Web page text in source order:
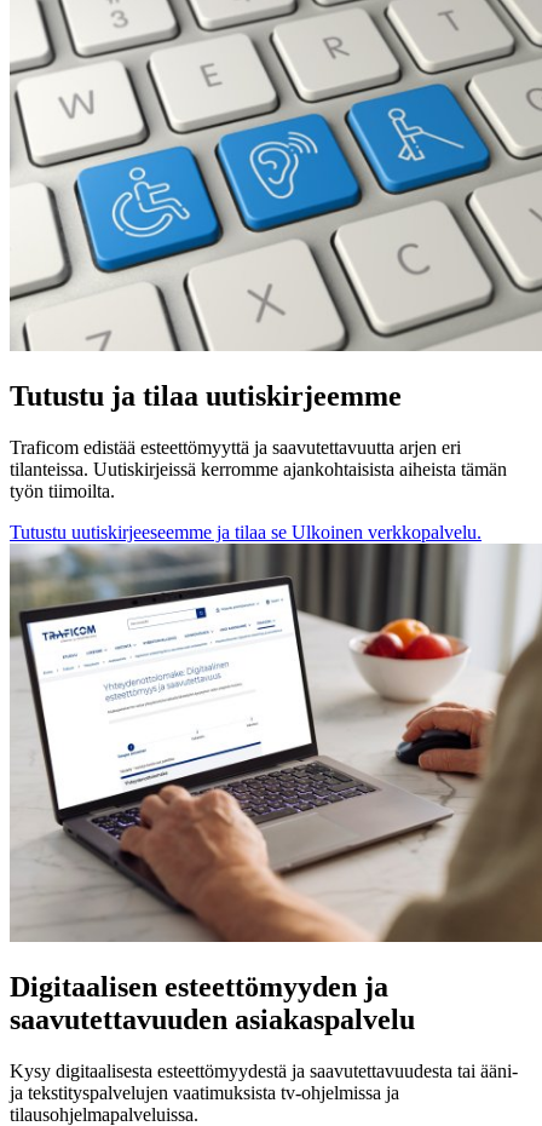
Tutustu ja tilaa uutiskirjeemme
Traficom edistää esteettömyyttä ja saavutettavuutta arjen eri
tilanteissa. Uutiskirjeissä kerromme ajankohtaisista aiheista tämän
työn tiimoilta.
Tutustu uutiskirjeeseemme ja tilaa se Ulkoinen verkkopalvelu.
Digitaalisen esteettömyyden ja
saavutettavuuden asiakaspalvelu
Kysy digitaalisesta esteettömyydestä ja saavutettavuudesta tai ääni-
ja tekstityspalvelujen vaatimuksista tv-ohjelmissa ja
tilausohjelmapalveluissa.